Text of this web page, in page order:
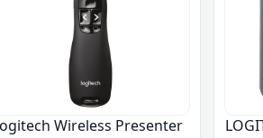
Wireless Presenter